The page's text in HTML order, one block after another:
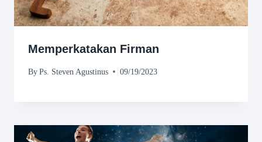
Memperkatakan Firman
By Ps. Steven Agustinus 09/19/2023